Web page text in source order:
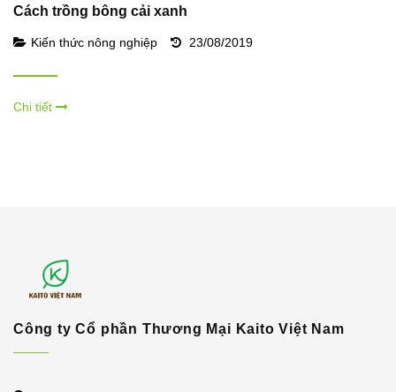
Cách trồng bông cải xanh
Kiến thức nông nghiệp 23/08/2019
Chi tiết
Công ty Cổ phần Thương Mại Kaito Việt Nam